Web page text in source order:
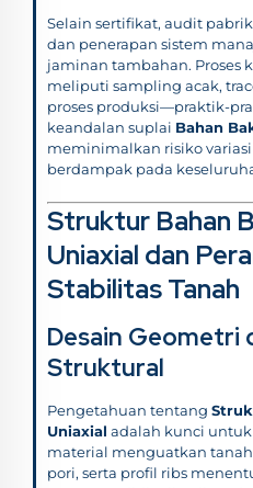
Selain sertifikat, audit
dan penerapan sistem
jaminan tambahan. Proses
meliputi sampling acak,
proses produksi—praktik-
keandalan suplai Bahan
meminimalkan risiko
berdampak pada
Struktur Bahan
Uniaxial dan
Stabilitas Tanah
Desain Geometri
Struktural
Pengetahuan tentang
Uniaxial adalah kunci
material menguatkan
pori, serta profil ribs